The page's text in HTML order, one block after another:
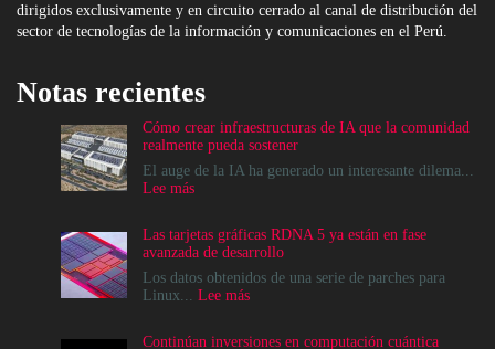
dirigidos exclusivamente y en circuito cerrado al canal de distribución del
sector de tecnologías de la información y comunicaciones en el Perú.
Notas recientes
Cómo crear infraestructuras de IA que la comunidad
realmente pueda sostener
El auge de la IA ha generado un interesante dilema...
Lee más:
infraestructuras
de
IA
que
Las tarjetas gráficas RDNA 5 ya están en fase
avanzada de desarrollo
Los datos obtenidos de una serie de parches para
Linux... Lee más:
Continúan inversiones en computación cuántica